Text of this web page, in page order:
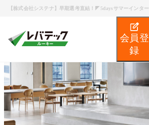
【株式会社システナ】早期選考直結！◤5daysサマーインタ
会員登
録
募集検索